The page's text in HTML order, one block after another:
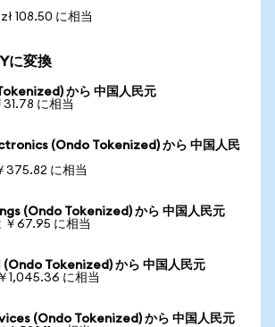
108.50 に相当
に変換
から 中国人民元
に相当
(Ondo Tokenized) から 中国人民
375.82 に相当
(Ondo Tokenized) から 中国人民元
￥67.95 に相当
(Ondo Tokenized) から 中国人民元
1,045.36 に相当
(Ondo Tokenized) から 中国人民元